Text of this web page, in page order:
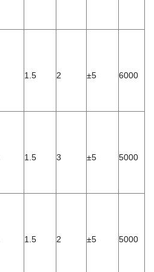
1.5 2 ±5 6000
1.5 3 ±5 5000
1.5 2 ±5 5000